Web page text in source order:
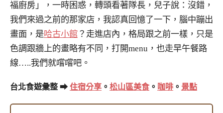
福廚房」，一時困惑，轉頭看著隊長，兒子說：沒錯，
我們來過之前的那家店，我認真回憶了一下，腦中蹦出
畫面，是哈古小館 ？走進店內，格局跟之前一樣，只是
色調跟牆上的畫略有不同，打開menu，也走早午餐路
線…..我們就嚐嚐吧。
台北食遊彙整 ➡ 住宿分享 。 松山區美食。 咖啡 。 景點